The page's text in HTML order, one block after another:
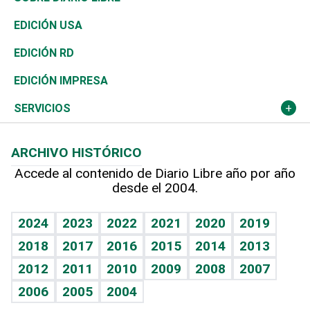
Reportajes
África
Ocenanía
Caribe
Resto del mundo
Vivienda
Telecom.
Global y variable
Economía personal
Buena Vida
Sociales
Novedades
Podcast Arte Libre
Hablando con el pediatra
Vida y familia
Eñe
Celebrando la vida
Sin complejos
Ciclismo
Tenis
Olimpismo
Más deportes
Línea de hit
TBT Deportivo
En Directo
El Espía
Noticiero Poteleche
Columnistas
Más firmas
Tecnología
Historia
Martes de tecnología
Cambio climático
Economía
Revista
Deportes
Opinión
Hecho en casa
Guía del dinero
EDICIÓN USA
EDICIÓN RD
EDICIÓN IMPRESA
SERVICIOS
Cumpleaños
Horóscopos
Crucigramas
ARCHIVO HISTÓRICO
Accede al contenido de Diario Libre año por año
desde el 2004.
2024 2023 2022 2021 2020
2019
2018
2017 2016 2015 2014
2013
2012
2011 2010 2009 2008
2007
2006
2005 2004